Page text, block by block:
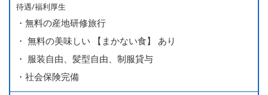
■ 昇給（随時）
■ 賞与 年２回（夏・秋）約１ヶ月分
■ インセンティブ制度（月額約4万円～20万円）
＊店長・料理長候補・統括店長・統括料理長候補の場合
待遇/福利厚生
・無料の産地研修旅行
・ 無料の美味しい 【まかない食】 あり
・ 服装自由、髪型自由、制服貸与
・社会保険完備